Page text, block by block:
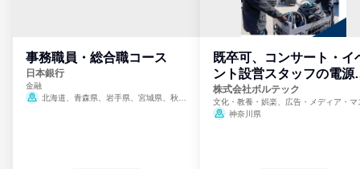
事務職員・総合職コース
日本銀行
金融
北海道、青森県、岩手県、宮城県、秋田
既卒可、コンサート・イ
ント設営スタッフの電源
門
株式会社ボルテック
文化・教養・娯楽、広告・メディア・マ
ミ、電力・ガス・水道・エネルギー
神奈川県